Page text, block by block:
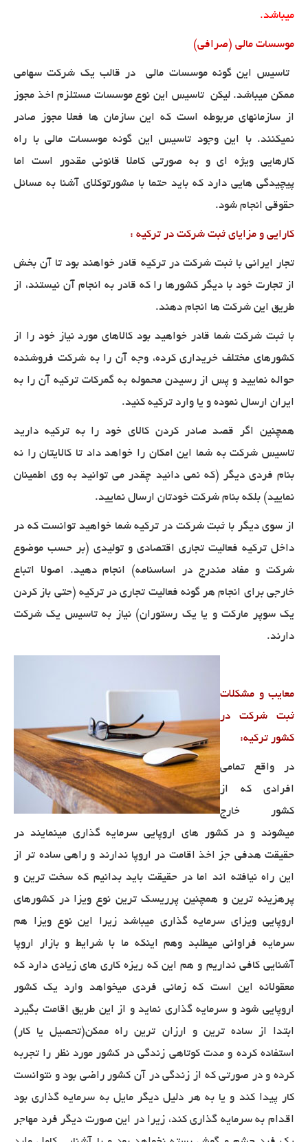
میباشد.
موسسات مالی (صرافی)
تاسیس این گونه موسسات مالی در قالب یک شرکت سهامی
ممکن میباشد. لیکن تاسیس این نوع موسسات مستلزم اخذ مجوز
از سازمانهای مربوطه است که این سازمان ها فعلا مجوز صادر
نمیکنند. با این وجود تاسیس این گونه موسسات مالی با راه
کارهایی ویژه ای و به صورتی کاملا قانونی مقدور است اما
پیچیدگی هایی دارد که باید حتما با مشورتوکلای آشنا به مسائل
حقوقی انجام شود.
کارایی و مزایای ثبت شرکت در ترکیه :
تجار ایرانی با ثبت شرکت در ترکیه قادر خواهند بود تا آن بخش
از تجارت خود با دیگر کشورها را که قادر به انجام آن نیستند، از
طریق این شرکت ها انجام دهند.
با ثبت شرکت شما قادر خواهید بود کالاهای مورد نیاز خود را از
کشورهای مختلف خریداری کرده، وجه آن را به شرکت فروشنده
حواله نمایید و پس از رسیدن محموله به گمرکات ترکیه آن را به
ایران ارسال نموده و یا وارد ترکیه کنید.
همچنین اگر قصد صادر کردن کالای خود را به ترکیه دارید
تاسیس شرکت به شما این امکان را خواهد داد تا کالایتان را نه
بنام فردی دیگر (که نمی دانید چقدر می توانید به وی اطمینان
نمایید) بلکه بنام شرکت خودتان ارسال نمایید.
از سوی دیگر با ثبت شرکت در ترکیه شما خواهید توانست که در
داخل ترکیه فعالیت تجاری اقتصادی و تولیدی (بر حسب موضوع
شرکت و مفاد مندرج در اساسنامه) انجام دهید. اصولا اتباع
خارجی برای انجام هر گونه فعالیت تجاری در ترکیه (حتی باز کردن
یک سوپر مارکت و یا یک رستوران) نیاز به تاسیس یک شرکت
دارند.
معایب و مشکلات
ثبت شرکت در
کشور ترکیه:
در واقع تمامی
افرادی که از
کشور خارج
میشوند و در کشور های اروپایی سرمایه گذاری مینمایند در
حقیقت هدفی جز اخذ اقامت در اروپا ندارند و راهی ساده تر از
این راه نیافته اند اما در حقیقت باید بدانیم که سخت ترین و
پرهزینه ترین و همچنین پرریسک ترین نوع ویزا در کشورهای
اروپایی ویزای سرمایه گذاری میباشد زیرا این نوع ویزا هم
سرمایه فراوانی میطلبد وهم اینکه ما با شرایط و بازار اروپا
آشنایی کافی نداریم و هم این که ریزه کاری های زیادی دارد که
معقولانه این است که زمانی فردی میخواهد وارد یک کشور
اروپایی شود و سرمایه گذاری نماید و از این طریق اقامت بگیرد
ابتدا از ساده ترین و ارزان ترین راه ممکن(تحصیل یا کار)
استفاده کرده و مدت کوتاهی زندگی در کشور مورد نظر را تجربه
کرده و در صورتی که از زندگی در آن کشور راضی بود و نتوانست
کار پیدا کند و یا به هر دلیل دیگر مایل به سرمایه گذاری بود
اقدام به سرمایه گذاری کند، زیرا در این صورت دیگر فرد مهاجر